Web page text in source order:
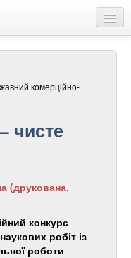
комерційно-
чисте
(друкована,
конкурс
робіт із
роботи